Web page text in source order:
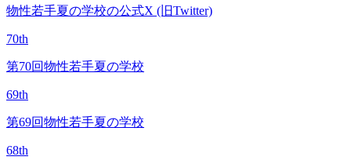
物性若手夏の学校の公式X (旧Twitter)
70th
第70回物性若手夏の学校
69th
第69回物性若手夏の学校
68th